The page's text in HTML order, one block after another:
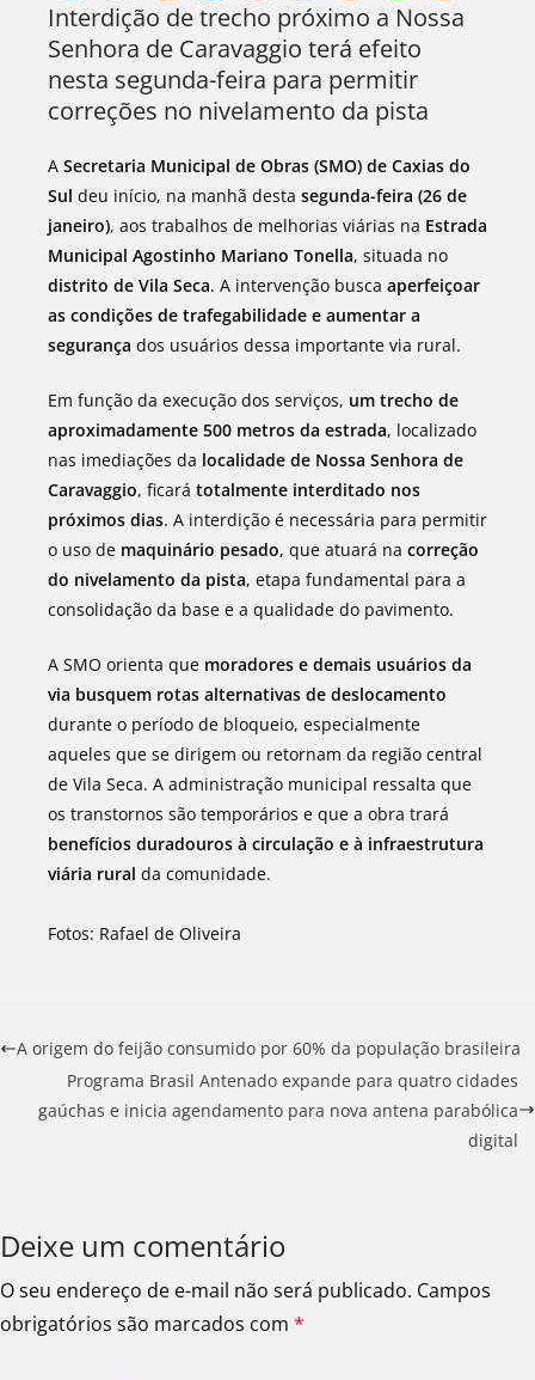
Interdição de trecho próximo a Nossa
Senhora de Caravaggio terá efeito
nesta segunda-feira para permitir
correções no nivelamento da pista
A Secretaria Municipal de Obras (SMO) de Caxias do
Sul deu início, na manhã desta segunda-feira (26 de
janeiro), aos trabalhos de melhorias viárias na Estrada
Municipal Agostinho Mariano Tonella, situada no
distrito de Vila Seca. A intervenção busca aperfeiçoar
as condições de trafegabilidade e aumentar a
segurança dos usuários dessa importante via rural.
Em função da execução dos serviços, um trecho de
aproximadamente 500 metros da estrada, localizado
nas imediações da localidade de Nossa Senhora de
Caravaggio, ficará totalmente interditado nos
próximos dias. A interdição é necessária para permitir
o uso de maquinário pesado, que atuará na correção
do nivelamento da pista, etapa fundamental para a
consolidação da base e a qualidade do pavimento.
A SMO orienta que moradores e demais usuários da
via busquem rotas alternativas de deslocamento
durante o período de bloqueio, especialmente
aqueles que se dirigem ou retornam da região central
de Vila Seca. A administração municipal ressalta que
os transtornos são temporários e que a obra trará
benefícios duradouros à circulação e à infraestrutura
viária rural da comunidade.
Fotos: Rafael de Oliveira
A origem do feijão consumido por 60% da população brasileira
Programa Brasil Antenado expande para quatro cidades
gaúchas e inicia agendamento para nova antena parabólica
digital
Deixe um comentário
O seu endereço de e-mail não será publicado. Campos
obrigatórios são marcados com *